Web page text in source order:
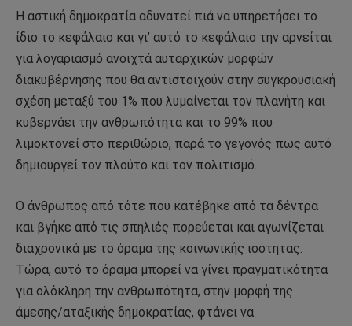
Η αστική δημοκρατία αδυνατεί πιά να υπηρετήσει το
ίδιο το κεφάλαιο και γι’ αυτό το κεφάλαιο την αρνείται
για λογαριασμό ανοιχτά αυταρχικών μορφών
διακυβέρνησης που θα αντιστοιχούν στην συγκρουσιακή
σχέση μεταξύ του 1% που λυμαίνεται τον πλανήτη και
κυβερνάει την ανθρωπότητα και το 99% που
λιμοκτονεί στο περιθώριο, παρά το γεγονός πως αυτό
δημιουργεί τον πλούτο και τον πολιτισμό.
Ο άνθρωπος από τότε που κατέβηκε από τα δέντρα
και βγήκε από τις σπηλιές πορεύεται και αγωνίζεται
διαχρονικά με το όραμα της κοινωνικής ισότητας.
Τώρα, αυτό το όραμα μπορεί να γίνει πραγματικότητα
για ολόκληρη την ανθρωπότητα, στην μορφή της
άμεσης/αταξικής δημοκρατίας, φτάνει να